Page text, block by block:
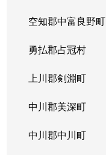
空知郡中富良野町
勇払郡占冠村
上川郡剣淵町
中川郡美深町
中川郡中川町